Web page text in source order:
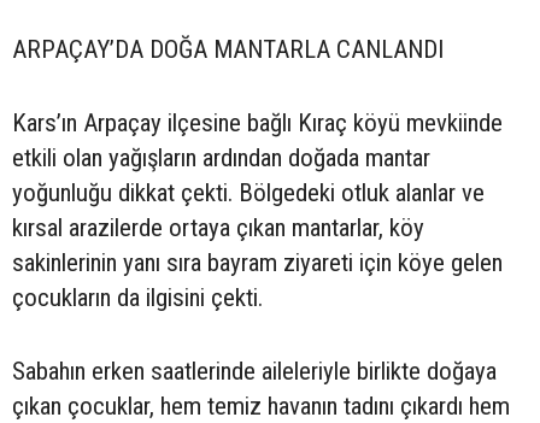
ARPAÇAY’DA DOĞA MANTARLA CANLANDI
Kars’ın Arpaçay ilçesine bağlı Kıraç köyü mevkiinde
etkili olan yağışların ardından doğada mantar
yoğunluğu dikkat çekti. Bölgedeki otluk alanlar ve
kırsal arazilerde ortaya çıkan mantarlar, köy
sakinlerinin yanı sıra bayram ziyareti için köye gelen
çocukların da ilgisini çekti.
Sabahın erken saatlerinde aileleriyle birlikte doğaya
çıkan çocuklar, hem temiz havanın tadını çıkardı hem